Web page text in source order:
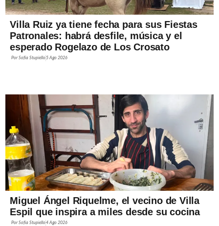
Villa Ruiz ya tiene fecha para sus Fiestas
Patronales: habrá desfile, música y el
esperado Rogelazo de Los Crosato
PorSofía Stupiello5 Ago 2026
Miguel Ángel Riquelme, el vecino de Villa
Espil que inspira a miles desde su cocina
PorSofía Stupiello4 Ago 2026